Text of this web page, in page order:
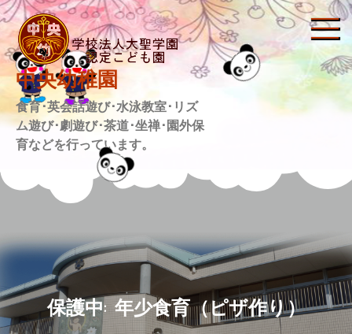
Skip
to
content
中央幼稚園
食育･英会話遊び･水泳教室･リズ
ム遊び･劇遊び･茶道･坐禅･園外保
育などを行っています。
保護中: 年少食育（ピザ作り）